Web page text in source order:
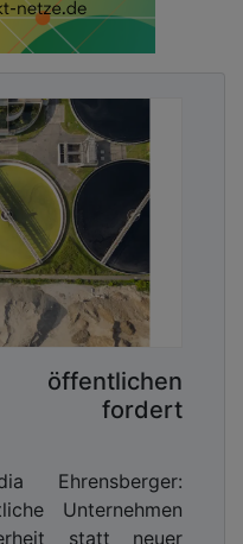
fordert
Ehrensberger:
Unternehmen
statt neuer